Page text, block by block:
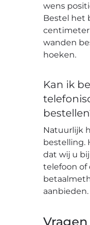
wens
Bestel het
centimeter
wanden
hoeken.
Kan ik
Natuurlijk
bestelling.
dat wij u
telefoon of
aanbieden.